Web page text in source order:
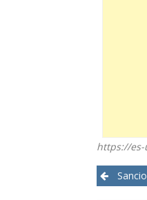
https://es-
Post